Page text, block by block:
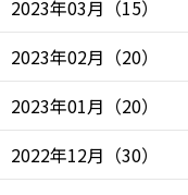
2023年03月 （15）
2023年02月 （20）
2023年01月 （20）
2022年12月 （30）